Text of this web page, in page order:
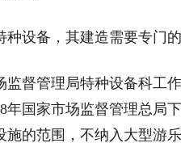
备，其建造需要专门的
管理局特种设备科工作
年国家市场监督管理总局
的范围，不纳入大型游乐